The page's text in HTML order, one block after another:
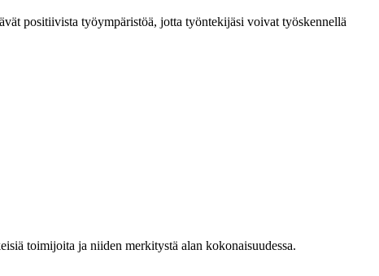
positiivista työympäristöä, jotta työntekijäsi voivat työskennellä
toimijoita ja niiden merkitystä alan kokonaisuudessa.